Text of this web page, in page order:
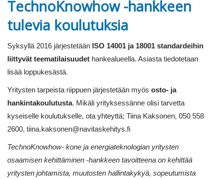
TechnoKnowhow -hankkeen
tulevia koulutuksia
Syksyllä 2016 järjestetään ISO 14001 ja 18001 standardeihin
liittyvät teematilaisuudet hankealueella. Asiasta tiedotetaan
lisää loppukesästä.
Yritysten tarpeista riippuen järjestetään myös osto- ja
hankintakoulutusta. Mikäli yrityksessänne olisi tarvetta
kyseiselle koulutukselle, ota yhteyttä; Tiina Kaksonen, 050 558
2600, tiina.kaksonen@navitaskehitys.fi
TechnoKnowhow- kone ja energiateknologian yritysten
osaamisen kehittäminen -hankkeen tavoitteena on kehittää
yritysten johtamista, muutosten hallintakykyä, sopeutumista